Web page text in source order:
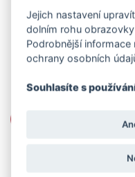
Jejich nastavení
dolním rohu
Podrobnější informace
ochrany osobních
Souhlasíte s